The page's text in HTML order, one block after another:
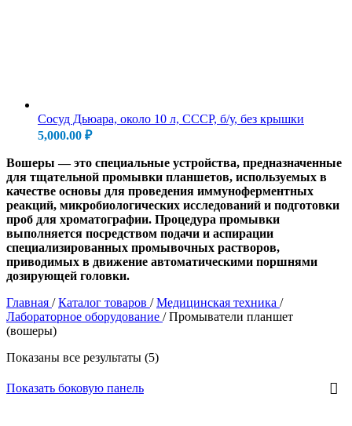
Сосуд Дьюара, около 10 л, СССР, б/у, без крышки
5,000.00 ₽
Вошеры — это специальные устройства, предназначенные
для тщательной промывки планшетов, используемых в
качестве основы для проведения иммуноферментных
реакций, микробиологических исследований и подготовки
проб для хроматографии. Процедура промывки
выполняется посредством подачи и аспирации
специализированных промывочных растворов,
приводимых в движение автоматическими поршнями
дозирующей головки.
Главная / Каталог товаров / Медицинская техника /
Лабораторное оборудование / Промыватели планшет
(вошеры)
Показаны все результаты (5)
Показать боковую панель